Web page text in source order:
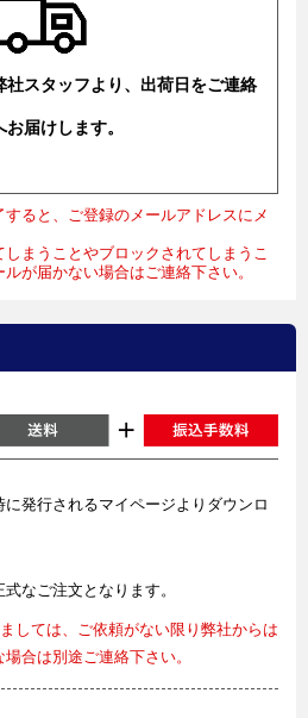
社スタッフより、出荷日をご連絡
届けします。
ると、ご登録のメールアドレスにメ
まうことやブロックされてしまうこ
が届かない場合はご連絡下さい。
発行されるマイページよりダウンロ
なご注文となります。
しては、ご依頼がない限り弊社からは
合は別途ご連絡下さい。